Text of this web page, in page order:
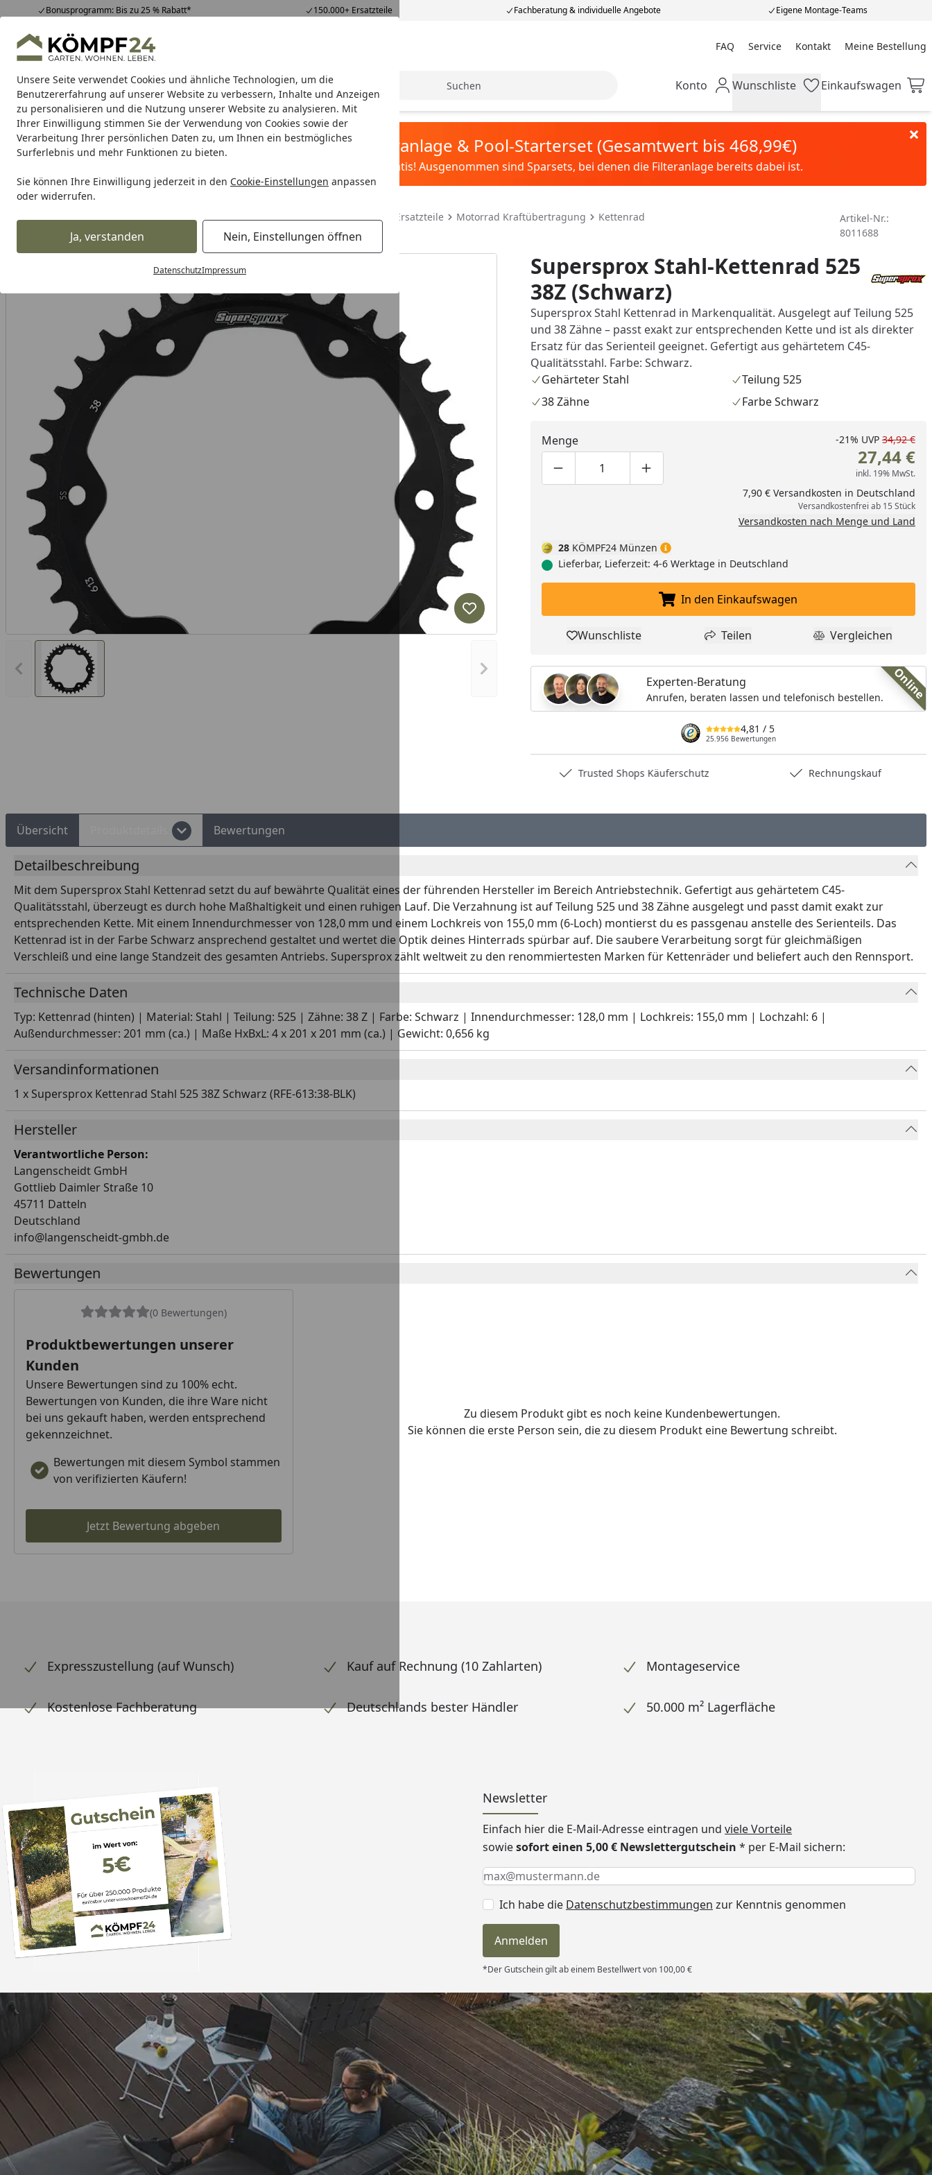
Unsere Seite verwendet Cookies und ähnliche Technologien, um die
Benutzererfahrung auf unserer Website zu verbessern, Inhalte und Anzeigen
zu personalisieren und die Nutzung unserer Website zu analysieren. Mit
Ihrer Einwilligung stimmen Sie der Verwendung von Cookies sowie der
Verarbeitung Ihrer persönlichen Daten zu, um Ihnen ein bestmögliches
Surferlebnis und mehr Funktionen zu bieten.
Sie können Ihre Einwilligung jederzeit in den Cookie-Einstellungen anpassen
oder widerrufen.
Ja, verstanden Nein, Einstellungen öffnen
DatenschutzImpressum
Bonusprogramm: Bis zu 25 % Rabatt* 150.000+ Ersatzteile Fachberatung & individuelle Angebote Eigene Montage-Teams
Hotline07051 / 9 22 22
Mo-Fr. 8-16 Uhr 25.956 Bewertungen FAQ Service Kontakt Meine Bestellung
Meine Bestellung
Alle Produkte
Alle ProdukteHighlights Tipps & Tricks Suche Mein Konto
Konto Wunschliste
Wunschliste Einkaufswagen
Einkaufswagen
Karibu Pools inkl. gratis Sandfilteranlage & Pool-Starterset (Gesamtwert bis 468,99€)
Dein Traumpool im Sorglos-Paket: Filter&Pflege gratis! Ausgenommen sind Sparsets, bei denen die Filteranlage bereits dabei ist.
Auto & Zweirad Motorradzubehör & Werkzeuge Motorradteile & Motorrad Ersatzteile Motorrad Kraftübertragung
Kettenrad
Supersprox Stahl-Kettenrad 525 38Z (Schwarz)
Artikel-Nr.:
8011688
Vorheriges Bild anzeigen Nächstes Bild anzeigen
Produkt zur Wunschliste hinzufügen
Supersprox Stahl-Kettenrad 525
38Z (Schwarz)
Supersprox Stahl Kettenrad in Markenqualität. Ausgelegt auf Teilung 525
und 38 Zähne – passt exakt zur entsprechenden Kette und ist als direkter
Ersatz für das Serienteil geeignet. Gefertigt aus gehärtetem C45-
Qualitätsstahl. Farbe: Schwarz.
Gehärteter Stahl
Teilung 525
38 Zähne
Farbe Schwarz
Menge
Produktmenge um eins verringern
Produktmenge manuell eingeben
Produktmenge um eins erhöhen
-21% UVP 34,92 €
27,44 €
inkl. 19% MwSt.
7,90 € Versandkosten in Deutschland
Versandkostenfrei ab 15 Stück
Versandkosten nach Menge und Land
28 KÖMPF24 Münzen
Lieferbar, Lieferzeit: 4-6 Werktage in Deutschland
In den Einkaufswagen legen
In den Einkaufswagen
Produkt zur Wunschliste hinzufügen
Wunschliste Teilen
Teilen Produkt
Vergleichen
Online
Experten-Beratung
Anrufen, beraten lassen und telefonisch bestellen.
4,81 / 5
25.956 Bewertungen
Trusted Shops Käuferschutz Rechnungskauf
Übersicht Bewertungen
Detailbeschreibung
Mit dem Supersprox Stahl Kettenrad setzt du auf bewährte Qualität eines der führenden Hersteller im Bereich Antriebstechnik. Gefertigt aus gehärtetem C45-
Qualitätsstahl, überzeugt es durch hohe Maßhaltigkeit und einen ruhigen Lauf. Die Verzahnung ist auf Teilung 525 und 38 Zähne ausgelegt und passt damit exakt zur
entsprechenden Kette. Mit einem Innendurchmesser von 128,0 mm und einem Lochkreis von 155,0 mm (6-Loch) montierst du es passgenau anstelle des Serienteils. Das
Kettenrad ist in der Farbe Schwarz ansprechend gestaltet und wertet die Optik deines Hinterrads spürbar auf. Die saubere Verarbeitung sorgt für gleichmäßigen
Verschleiß und eine lange Standzeit des gesamten Antriebs. Supersprox zählt weltweit zu den renommiertesten Marken für Kettenräder und beliefert auch den Rennsport.
Technische Daten
Typ: Kettenrad (hinten) | Material: Stahl | Teilung: 525 | Zähne: 38 Z | Farbe: Schwarz | Innendurchmesser: 128,0 mm | Lochkreis: 155,0 mm | Lochzahl: 6 |
Außendurchmesser: 201 mm (ca.) | Maße HxBxL: 4 x 201 x 201 mm (ca.) | Gewicht: 0,656 kg
Versandinformationen
1 x Supersprox Kettenrad Stahl 525 38Z Schwarz (RFE-613:38-BLK)
Hersteller
Verantwortliche Person:
Langenscheidt GmbH
Gottlieb Daimler Straße 10
45711 Datteln
Deutschland
info@langenscheidt-gmbh.de
Bewertungen
(0 Bewertungen)
Produktbewertungen unserer
Kunden
Unsere Bewertungen sind zu 100% echt.
Bewertungen von Kunden, die ihre Ware nicht
bei uns gekauft haben, werden entsprechend
gekennzeichnet.
Bewertungen mit diesem Symbol stammen
von verifizierten Käufern!
Jetzt Bewertung abgeben
Zu diesem Produkt gibt es noch keine Kundenbewertungen.
Sie können die erste Person sein, die zu diesem Produkt eine Bewertung schreibt.
Expresszustellung (auf Wunsch) Kauf auf Rechnung (10 Zahlarten) Montageservice
Kostenlose Fachberatung Deutschlands bester Händler 50.000 m² Lagerfläche
Newsletter
Einfach hier die E-Mail-Adresse eintragen und viele Vorteile
sowiesofort einen 5,00 € Newslettergutschein * per E-Mail sichern:
Keine Eingabe erforderlich
Eingabe erforderlich
E-Mail *
Ich habe die Datenschutzbestimmungen zur Kenntnis genommen
Anmelden
*Der Gutschein gilt ab einem Bestellwert von 100,00 €
Trusted Shops
4,81/ 5
25.956 Bewertungen
„- Retouren Bearbeitung wurde
umgehend erledigt“
04.08.2026
Versand